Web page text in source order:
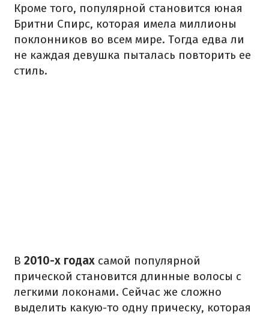
Кроме того, популярной становится юная
Бритни Спирс, которая имела миллионы
поклонников во всем мире. Тогда едва ли
не каждая девушка пыталась повторить ее
стиль.
В 2010-х годах самой популярной
прической становится длинные волосы с
легкими локонами. Сейчас же сложно
выделить какую-то одну прическу, которая